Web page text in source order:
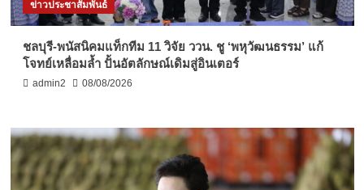
ข่าวประชาสัมพันธ์
ชลบุรี-พนัสนิคมแท็กทีม 11 วิจัย ววน. ชู ‘พหุวัฒนธรรม’ แก้
โจทย์เหลื่อมล้ำ ปั้นอัตลักษณ์เดิมสู่อินเตอร์
admin2 08/08/2026